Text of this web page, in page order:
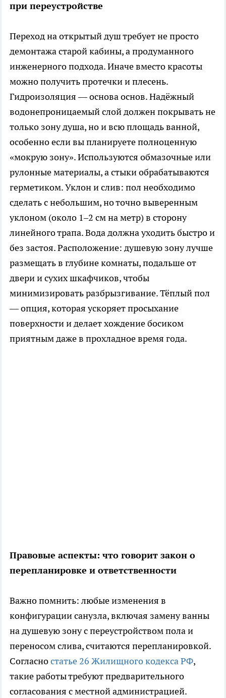
при переустройстве
Переход на открытый душ требует не просто
демонтажа старой кабины, а продуманного
инженерного подхода. Иначе вместо красоты
можно получить протечки и плесень.
Гидроизоляция — основа основ. Надёжный
водонепроницаемый слой должен покрывать не
только зону душа, но и всю площадь ванной,
особенно если вы планируете полноценную
«мокрую зону». Используются обмазочные или
рулонные материалы, а стыки обрабатываются
герметиком. Уклон и слив: пол необходимо
сделать с небольшим, но точно выверенным
уклоном (около 1–2 см на метр) в сторону
линейного трапа. Вода должна уходить быстро и
без застоя. Расположение: душевую зону лучше
размещать в глубине комнаты, подальше от
двери и сухих шкафчиков, чтобы
минимизировать разбрызгивание. Тёплый пол
— опция, которая ускоряет просыхание
поверхности и делает хождение босиком
приятным даже в прохладное время года.
Правовые аспекты: что говорит закон о
перепланировке и ответственности
Важно помнить: любые изменения в
конфигурации санузла, включая замену ванны
на душевую зону с переустройством пола и
переносом слива, считаются перепланировкой.
Согласностатье 26 Жилищного кодекса РФ,
такие работы требуют предварительного
согласования с местной администрацией.